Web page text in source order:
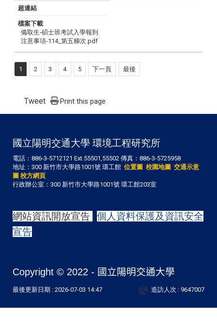
超連結
檔案下載
備取生-碩士班考試入學報到
注意事項-114_第五梯次.pdf
1 2 3 4 5 下一頁 最後
Tweet Print this page
國立陽明交通大學 環境工程研究所
電話：886-3-5712121 Ext.55501,55502 傳真：886-3-5725958
地址：300 新竹市大學路1001號 環工館 位置圖 校園地圖 交通示意
圖 校方網頁
行政辦公室：300 新竹市大學路1001號 環工館203室
網站資訊開放宣告
個人資料保護及資訊安全
宣告
Copyright © 2022 - 國立陽明交通大學
造訪人次 : 9647007
最後更新日期 : 2026-07-03 14:47